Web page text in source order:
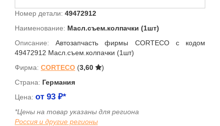
Номер детали: 49472912
Наименование: Масл.съем.колпачки (1шт)
Описание:Автозапчасть фирмы CORTECO с кодом
49472912 Масл.съем.колпачки (1шт)
Фирма: CORTECO (3,60
)
Страна: Германия
Цена: от 93 ₽*
*Цены на товар указаны для региона
Россия и другие регионы